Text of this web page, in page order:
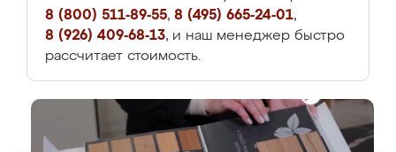
8 (800) 511-89-55, 8 (495) 665-24-01,
8 (926) 409-68-13, и наш менеджер быстро
рассчитает стоимость.